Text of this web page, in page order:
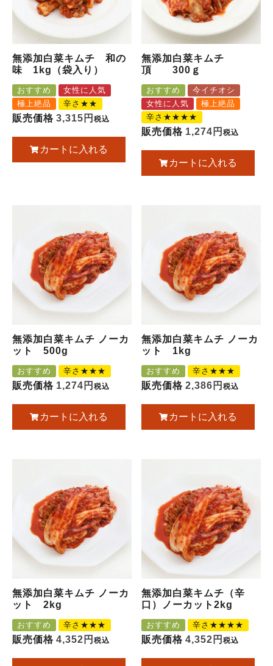
無添加白菜キムチ 和の
味 1kg（袋入り）
おすすめ
女性に人気
極上絶品
辛さ★★
販売価格 3,315 税込
カートに入れる
無添加白菜キムチ
頂 300ｇ
おすすめ
今イチオシ
女性に人気
極上絶品
辛さ★★★★
販売価格 1,274 税込
カートに入れる
無添加白菜キムチ ノーカ
ット 500g
おすすめ 辛さ★★★
販売価格 1,274 税込
カートに入れる
無添加白菜キムチ ノーカ
ット 1kg
おすすめ 辛さ★★★
販売価格 2,386 税込
カートに入れる
無添加白菜キムチ ノーカ
ット 2kg
おすすめ 辛さ★★★
販売価格 4,352 税込
無添加白菜キムチ（辛
口）ノーカット2kg
おすすめ 辛さ★★★★
販売価格 4,352 税込